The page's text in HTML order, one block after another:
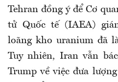
Tehran đồng ý để Cơ
tử Quốc tế (IAEA)
loãng kho uranium đã
Tuy nhiên, Iran vẫn
Trump về việc đưa